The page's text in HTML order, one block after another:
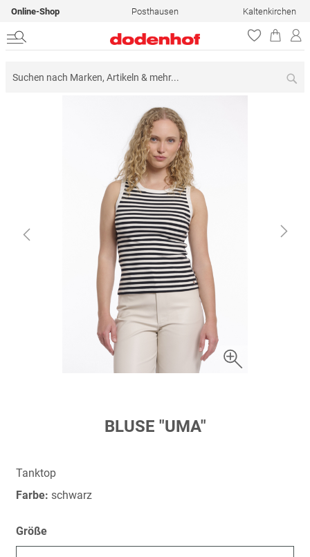
Online-Shop Posthausen Kaltenkirchen
springen
BLUSE "UMA"
Tanktop
Farbe: schwarz
Größe